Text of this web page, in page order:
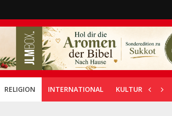
RELIGION INTERNATIONAL KULTUR